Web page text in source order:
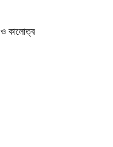
কালোত্ব